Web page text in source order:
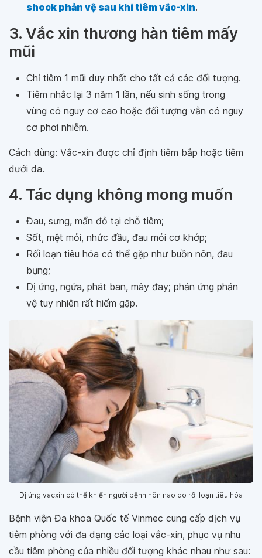
shock phản vệ sau khi tiêm vắc-xin.
3. Vắc xin thương hàn tiêm mấy
mũi
Chỉ tiêm 1 mũi duy nhất cho tất cả các đối tượng.
Tiêm nhắc lại 3 năm 1 lần, nếu sinh sống trong
vùng có nguy cơ cao hoặc đối tượng vẫn có nguy
cơ phơi nhiễm.
Cách dùng: Vắc-xin được chỉ định tiêm bắp hoặc tiêm
dưới da.
4. Tác dụng không mong muốn
Đau, sưng, mẩn đỏ tại chỗ tiêm;
Sốt, mệt mỏi, nhức đầu, đau mỏi cơ khớp;
Rối loạn tiêu hóa có thể gặp như buồn nôn, đau
bụng;
Dị ứng, ngứa, phát ban, mày đay; phản ứng phản
vệ tuy nhiên rất hiếm gặp.
Dị ứng vacxin có thể khiến người bệnh nôn nao do rối loạn tiêu hóa
Bệnh viện Đa khoa Quốc tế Vinmec cung cấp dịch vụ
tiêm phòng với đa dạng các loại vắc-xin, phục vụ nhu
cầu tiêm phòng của nhiều đối tượng khác nhau như sau: